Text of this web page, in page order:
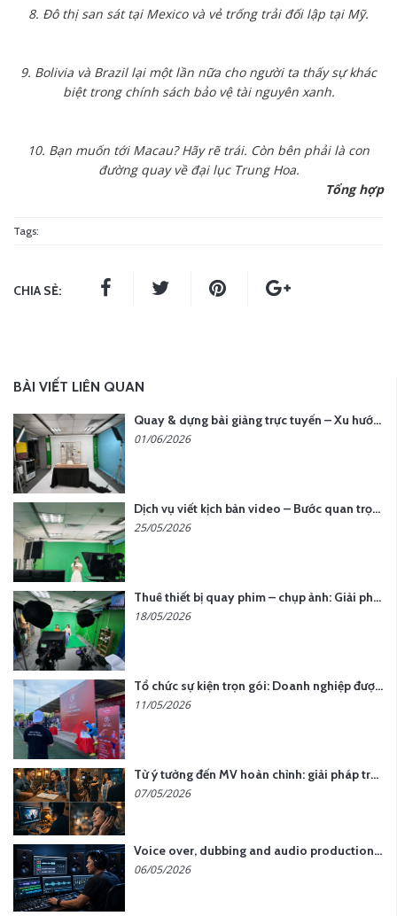
8. Đô thị san sát tại Mexico và vẻ trống trải đối lập tại Mỹ.
9. Bolivia và Brazil lại một lần nữa cho người ta thấy sự khác
biệt trong chính sách bảo vệ tài nguyên xanh.
10. Bạn muốn tới Macau? Hãy rẽ trái. Còn bên phải là con
đường quay về đại lục Trung Hoa.
Tổng hợp
Tags:
CHIA SẺ:
BÀI VIẾT LIÊN QUAN
Quay & dựng bài giảng trực tuyến – Xu hướng đào tạo thời đại số
01/06/2026
Dịch vụ viết kịch bản video – Bước quan trọng quyết định thành công nội dung
25/05/2026
Thuê thiết bị quay phim – chụp ảnh: Giải pháp tối ưu chi phí cho doanh nghiệp
18/05/2026
Tổ chức sự kiện trọn gói: Doanh nghiệp được gì khi chọn đơn vị chuyên nghiệp?
11/05/2026
Từ ý tưởng đến MV hoàn chỉnh: giải pháp trọn gói tại YCN Media
07/05/2026
Voice over, dubbing and audio production services in Vietnam for global content
06/05/2026